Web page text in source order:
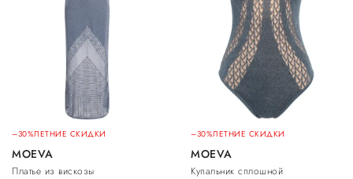
–30%ЛЕТНИЕ СКИДКИ
MOEVA
Платье из вискозы
–30%ЛЕТНИЕ СКИДКИ
MOEVA
Купальник сплошной